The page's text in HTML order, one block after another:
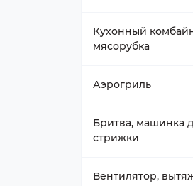
Нож к блендеру
Прочее для
Редуктор-крышка
Кухонный
мясорубка
Венчик, взбиватель
Втулка для
Аэрогриль
Термостат, таймер,
аэрогриля
ТЭН аэрогриля
Бритва, машинка
стрижки
Насадка-гребень,
Вентилятор,